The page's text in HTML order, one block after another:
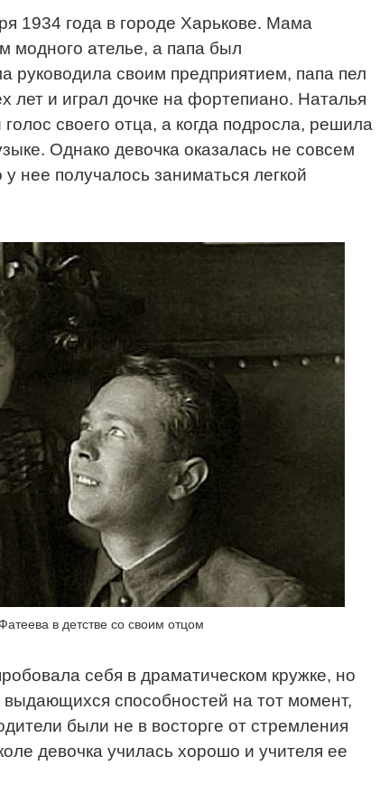
1934 года в городе Харькове. Мама
модного ателье, а папа был
своим предприятием, папа пел
лет и играл дочке на фортепиано. Наталья
своего отца, а когда подросла, решила
Однако девочка оказалась не совсем
нее получалось заниматься легкой
в детстве со своим отцом
себя в драматическом кружке, но
выдающихся способностей на тот момент,
были не в восторге от стремления
девочка училась хорошо и учителя ее